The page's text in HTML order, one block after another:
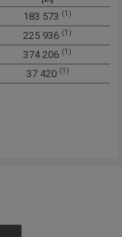
183 573 (1)
225 936 (1)
374 206 (1)
37 420 (1)